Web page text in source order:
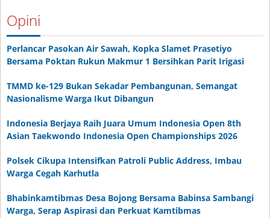
Opini
Perlancar Pasokan Air Sawah, Kopka Slamet Prasetiyo
Bersama Poktan Rukun Makmur 1 Bersihkan Parit Irigasi
TMMD ke-129 Bukan Sekadar Pembangunan, Semangat
Nasionalisme Warga Ikut Dibangun
Indonesia Berjaya Raih Juara Umum Indonesia Open 8th
Asian Taekwondo Indonesia Open Championships 2026
Polsek Cikupa Intensifkan Patroli Public Address, Imbau
Warga Cegah Karhutla
Bhabinkamtibmas Desa Bojong Bersama Babinsa Sambangi
Warga, Serap Aspirasi dan Perkuat Kamtibmas